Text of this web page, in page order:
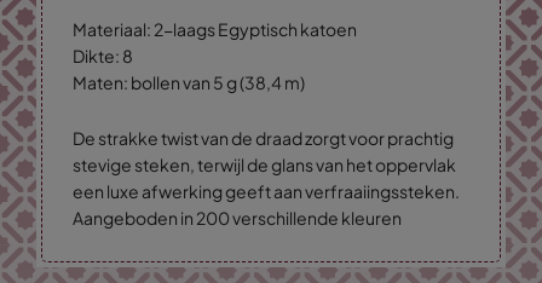
Materiaal: 2-laags Egyptisch katoen
Dikte: 8
Maten: bollen van 5 g (38,4 m)
De strakke twist van de draad zorgt voor prachtig
stevige steken, terwijl de glans van het oppervlak
een luxe afwerking geeft aan verfraaiingssteken.
Aangeboden in 200 verschillende kleuren